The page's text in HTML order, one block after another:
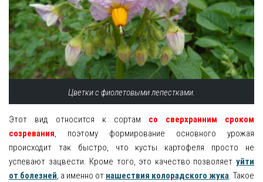
Цветки с фиолетовыми лепестками.
Этот вид относится к сортам со сверхранним сроком
созревания , поэтому формирование основного урожая
происходит так быстро, что кусты картофеля просто не
успевают зацвести. Кроме того, это качество позволяет уйти
от болезней , а именно от нашествия колорадского жука . Такое